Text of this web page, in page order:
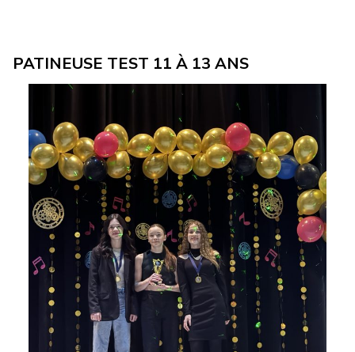
PATINEUSE TEST 11 À 13 ANS